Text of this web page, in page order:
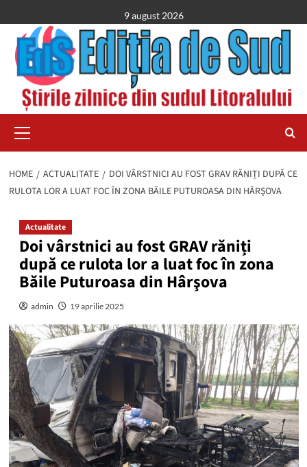
to
content
9 august 2026
Menu
HOME ACTUALITATE
DOI VÂRSTNICI AU FOST GRAV RĂNIȚI DUPĂ CE
RULOTA LOR A LUAT FOC ÎN ZONA BĂILE PUTUROASA DIN HÂRŞOVA
Actualitate
Doi vârstnici au fost GRAV răniți
după ce rulota lor a luat foc în zona
Băile Puturoasa din Hârşova
admin 19 aprilie 2025